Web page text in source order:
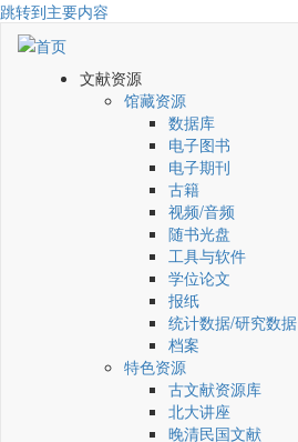
跳转到主要内容
文献资源
馆藏资源
数据库
电子图书
电子期刊
古籍
视频/音频
随书光盘
工具与软件
学位论文
报纸
统计数据/研究数据
档案
特色资源
古文献资源库
北大讲座
晚清民国文献